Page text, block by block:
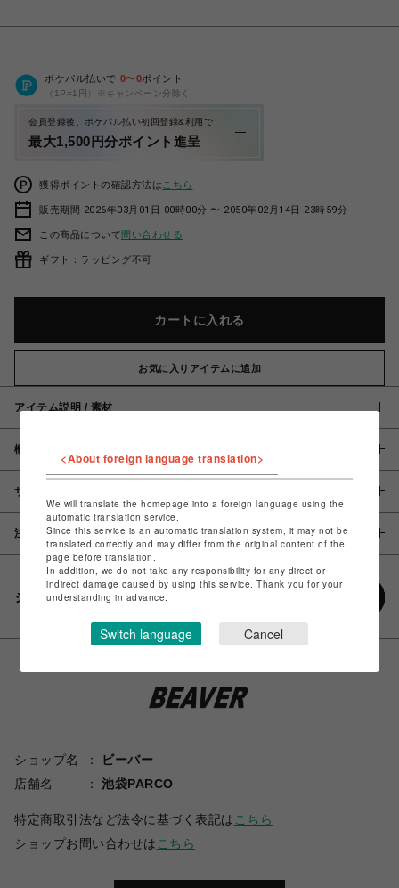
ポケパル払いで 0〜0ポイント
（1P=1円）※キャンペーン分除く
会員登録後、ポケパル払い初回登録&利用で
最大1,500円分ポイント進呈
獲得ポイントの確認方法は こちら
販売期間 2026年03月01日 00時00分 〜 2050年02月14日 23時59分
この商品について問い合わせる
ギフト：ラッピング不可
カートに入れる
お気に入りアイテムに追加
アイテム説明 / 素材
概要
サイズ
注意事項
シェアする
ショップ名
ビーバー
店舗名
池袋PARCO
特定商取引法など法令に基づく表記は こちら
ショップお問い合わせは こちら
<About foreign language translation>
We will translate the homepage into a foreign language using the
automatic translation service.
Since this service is an automatic translation system, it may not be
translated correctly and may differ from the original content of the
page before translation.
In addition, we do not take any responsibility for any direct or
indirect damage caused by using this service. Thank you for your
understanding in advance.
Switch language Cancel